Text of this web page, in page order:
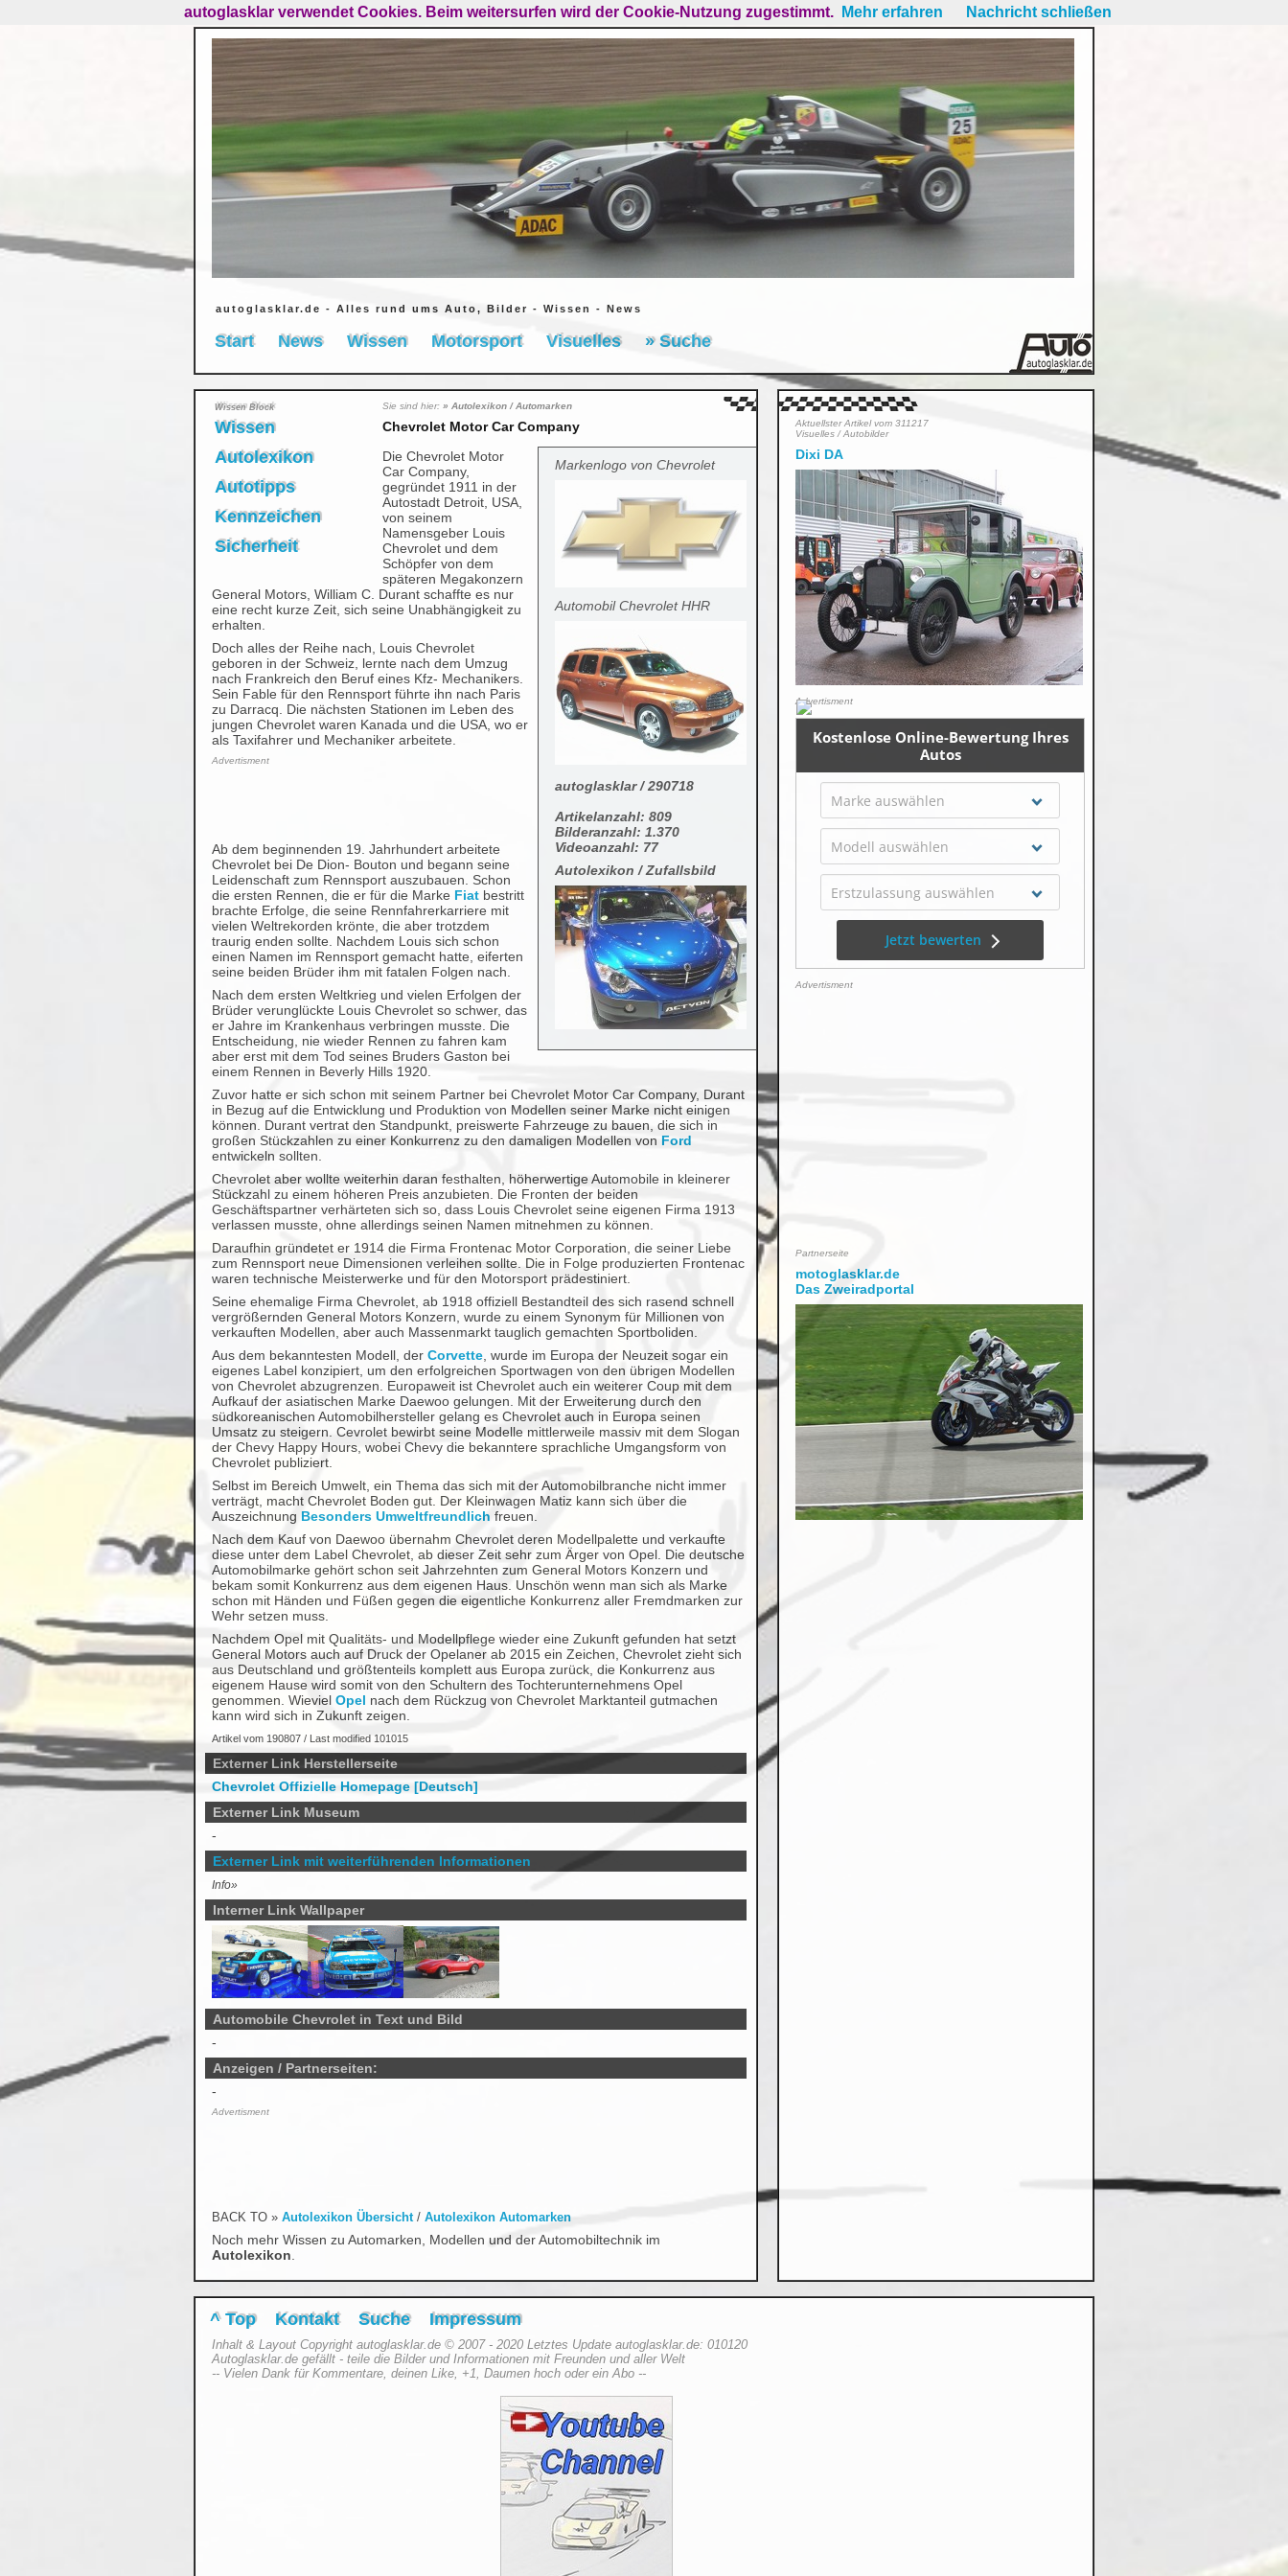
autoglasklar.de - Alles rund ums Auto, Bilder - Wissen - News
Start News Wissen Motorsport Visuelles » Suche
Wissen Block
Wissen
Autolexikon
Autotipps
Kennzeichen
Sicherheit
Sie sind hier: » Autolexikon / Automarken
Chevrolet Motor Car Company
Markenlogo von Chevrolet
Automobil Chevrolet HHR
autoglasklar / 290718
Artikelanzahl: 809
Bilderanzahl: 1.370
Videoanzahl: 77
Autolexikon / Zufallsbild
Die Chevrolet Motor
Car Company,
gegründet 1911 in der
Autostadt Detroit, USA,
von seinem
Namensgeber Louis
Chevrolet und dem
Schöpfer von dem
späteren Megakonzern
General Motors, William C. Durant schaffte es nur
eine recht kurze Zeit, sich seine Unabhängigkeit zu
erhalten.
Doch alles der Reihe nach, Louis Chevrolet
geboren in der Schweiz, lernte nach dem Umzug
nach Frankreich den Beruf eines Kfz- Mechanikers.
Sein Fable für den Rennsport führte ihn nach Paris
zu Darracq. Die nächsten Stationen im Leben des
jungen Chevrolet waren Kanada und die USA, wo er
als Taxifahrer und Mechaniker arbeitete.
Advertisment
Ab dem beginnenden 19. Jahrhundert arbeitete
Chevrolet bei De Dion- Bouton und begann seine
Leidenschaft zum Rennsport auszubauen. Schon
die ersten Rennen, die er für die Marke Fiat bestritt
brachte Erfolge, die seine Rennfahrerkarriere mit
vielen Weltrekorden krönte, die aber trotzdem
traurig enden sollte. Nachdem Louis sich schon
einen Namen im Rennsport gemacht hatte, eiferten
seine beiden Brüder ihm mit fatalen Folgen nach.
Nach dem ersten Weltkrieg und vielen Erfolgen der
Brüder verunglückte Louis Chevrolet so schwer, das
er Jahre im Krankenhaus verbringen musste. Die
Entscheidung, nie wieder Rennen zu fahren kam
aber erst mit dem Tod seines Bruders Gaston bei
einem Rennen in Beverly Hills 1920.
Zuvor hatte er sich schon mit seinem Partner bei Chevrolet Motor Car Company, Durant
in Bezug auf die Entwicklung und Produktion von Modellen seiner Marke nicht einigen
können. Durant vertrat den Standpunkt, preiswerte Fahrzeuge zu bauen, die sich in
großen Stückzahlen zu einer Konkurrenz zu den damaligen Modellen von Ford
entwickeln sollten.
Chevrolet aber wollte weiterhin daran festhalten, höherwertige Automobile in kleinerer
Stückzahl zu einem höheren Preis anzubieten. Die Fronten der beiden
Geschäftspartner verhärteten sich so, dass Louis Chevrolet seine eigenen Firma 1913
verlassen musste, ohne allerdings seinen Namen mitnehmen zu können.
Daraufhin gründetet er 1914 die Firma Frontenac Motor Corporation, die seiner Liebe
zum Rennsport neue Dimensionen verleihen sollte. Die in Folge produzierten Frontenac
waren technische Meisterwerke und für den Motorsport prädestiniert.
Seine ehemalige Firma Chevrolet, ab 1918 offiziell Bestandteil des sich rasend schnell
vergrößernden General Motors Konzern, wurde zu einem Synonym für Millionen von
verkauften Modellen, aber auch Massenmarkt tauglich gemachten Sportboliden.
Aus dem bekanntesten Modell, der Corvette , wurde im Europa der Neuzeit sogar ein
eigenes Label konzipiert, um den erfolgreichen Sportwagen von den übrigen Modellen
von Chevrolet abzugrenzen. Europaweit ist Chevrolet auch ein weiterer Coup mit dem
Aufkauf der asiatischen Marke Daewoo gelungen. Mit der Erweiterung durch den
südkoreanischen Automobilhersteller gelang es Chevrolet auch in Europa seinen
Umsatz zu steigern. Cevrolet bewirbt seine Modelle mittlerweile massiv mit dem Slogan
der Chevy Happy Hours, wobei Chevy die bekanntere sprachliche Umgangsform von
Chevrolet publiziert.
Selbst im Bereich Umwelt, ein Thema das sich mit der Automobilbranche nicht immer
verträgt, macht Chevrolet Boden gut. Der Kleinwagen Matiz kann sich über die
Auszeichnung Besonders Umweltfreundlich freuen.
Nach dem Kauf von Daewoo übernahm Chevrolet deren Modellpalette und verkaufte
diese unter dem Label Chevrolet, ab dieser Zeit sehr zum Ärger von Opel. Die deutsche
Automobilmarke gehört schon seit Jahrzehnten zum General Motors Konzern und
bekam somit Konkurrenz aus dem eigenen Haus. Unschön wenn man sich als Marke
schon mit Händen und Füßen gegen die eigentliche Konkurrenz aller Fremdmarken zur
Wehr setzen muss.
Nachdem Opel mit Qualitäts- und Modellpflege wieder eine Zukunft gefunden hat setzt
General Motors auch auf Druck der Opelaner ab 2015 ein Zeichen, Chevrolet zieht sich
aus Deutschland und größtenteils komplett aus Europa zurück, die Konkurrenz aus
eigenem Hause wird somit von den Schultern des Tochterunternehmens Opel
genommen. Wieviel Opel nach dem Rückzug von Chevrolet Marktanteil gutmachen
kann wird sich in Zukunft zeigen.
Artikel vom 190807 / Last modified 101015
Externer Link Herstellerseite
Chevrolet Offizielle Homepage [Deutsch]
Externer Link Museum
-
Externer Link mit weiterführenden Informationen
Info»
Interner Link Wallpaper
Automobile Chevrolet in Text und Bild
-
Anzeigen / Partnerseiten:
-
Advertisment
BACK TO » Autolexikon Übersicht / Autolexikon Automarken
Noch mehr Wissen zu Automarken, Modellen und der Automobiltechnik im
Autolexikon
Aktuellster Artikel vom 311217
Visuelles / Autobilder
Dixi DA
Advertisment
Advertisment
Partnerseite
motoglasklar.de
Das Zweiradportal
^ Top Kontakt Suche Impressum
Inhalt & Layout Copyright autoglasklar.de © 2007 - 2020 Letztes Update autoglasklar.de: 010120
Autoglasklar.de gefällt - teile die Bilder und Informationen mit Freunden und aller Welt
-- Vielen Dank für Kommentare, deinen Like, +1, Daumen hoch oder ein Abo --
autoglasklar verwendet Cookies. Beim weitersurfen wird der Cookie-Nutzung zugestimmt. Mehr erfahren Nachricht schließen